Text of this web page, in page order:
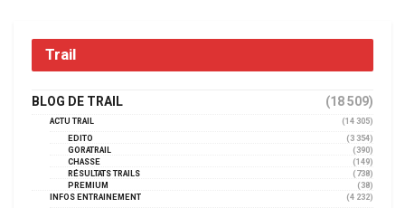
Trail
BLOG DE TRAIL (18 509)
ACTU TRAIL
(14 305)
EDITO
(3 354)
GORATRAIL
(390)
CHASSE
(149)
RÉSULTATS TRAILS
(738)
PREMIUM
(38)
INFOS ENTRAINEMENT
(4 232)